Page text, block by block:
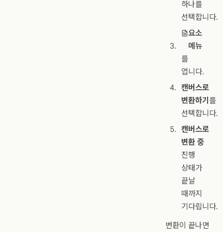
하나를
선택합니다.
요소
메뉴
를
엽니다.
캔버스로
변환하기 를
선택합니다.
캔버스로
변환 중
진행
상태가
끝날
때까지
기다립니다.
변환이 끝나면